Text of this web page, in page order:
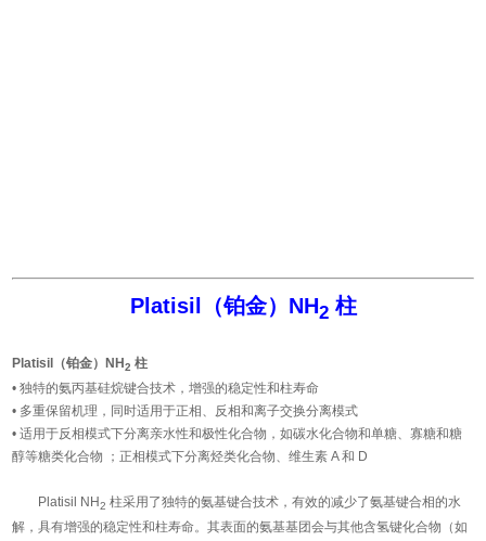
Platisil（铂金）NH2柱
Platisil（铂金）NH2 柱
• 独特的氨丙基硅烷键合技术，增强的稳定性和柱寿命
• 多重保留机理，同时适用于正相、反相和离子交换分离模式
• 适用于反相模式下分离亲水性和极性化合物，如碳水化合物和单糖、寡糖和糖
醇等糖类化合物 ；正相模式下分离烃类化合物、维生素 A 和 D
Platisil NH2 柱采用了独特的氨基键合技术，有效的减少了氨基键合相的水
解，具有增强的稳定性和柱寿命。其表面的氨基基团会与其他含氢键化合物（如